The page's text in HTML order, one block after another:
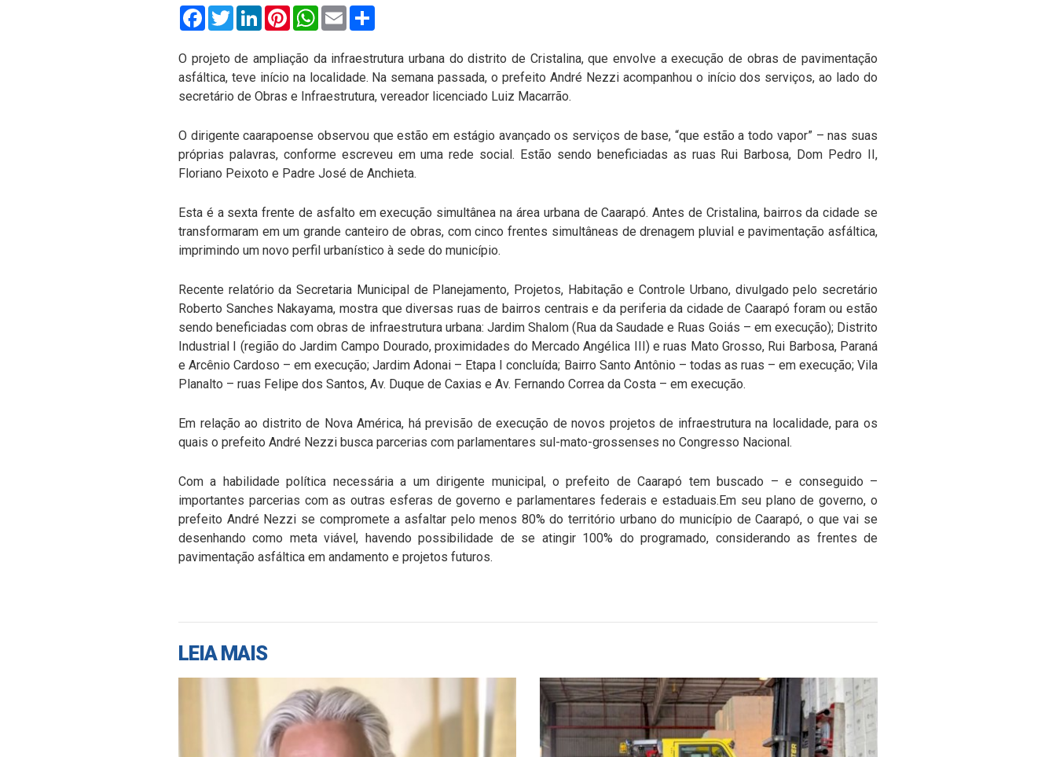
FacebookTwitterLinkedInPinterestWhatsApp
Email
O projeto de ampliação da infraestrutura urbana do distrito de Cristalina, que envolve a execução de obras de pavimentação
asfáltica, teve início na localidade. Na semana passada, o prefeito André Nezzi acompanhou o início dos serviços, ao lado do
secretário de Obras e Infraestrutura, vereador licenciado Luiz Macarrão.
O dirigente caarapoense observou que estão em estágio avançado os serviços de base, “que estão a todo vapor” – nas suas
próprias palavras, conforme escreveu em uma rede social. Estão sendo beneficiadas as ruas Rui Barbosa, Dom Pedro II,
Floriano Peixoto e Padre José de Anchieta.
Esta é a sexta frente de asfalto em execução simultânea na área urbana de Caarapó. Antes de Cristalina, bairros da cidade se
transformaram em um grande canteiro de obras, com cinco frentes simultâneas de drenagem pluvial e pavimentação asfáltica,
imprimindo um novo perfil urbanístico à sede do município.
Recente relatório da Secretaria Municipal de Planejamento, Projetos, Habitação e Controle Urbano, divulgado pelo secretário
Roberto Sanches Nakayama, mostra que diversas ruas de bairros centrais e da periferia da cidade de Caarapó foram ou estão
sendo beneficiadas com obras de infraestrutura urbana: Jardim Shalom (Rua da Saudade e Ruas Goiás – em execução); Distrito
Industrial I (região do Jardim Campo Dourado, proximidades do Mercado Angélica III) e ruas Mato Grosso, Rui Barbosa, Paraná
e Arcênio Cardoso – em execução; Jardim Adonai – Etapa I concluída; Bairro Santo Antônio – todas as ruas – em execução; Vila
Planalto – ruas Felipe dos Santos, Av. Duque de Caxias e Av. Fernando Correa da Costa – em execução.
Em relação ao distrito de Nova América, há previsão de execução de novos projetos de infraestrutura na localidade, para os
quais o prefeito André Nezzi busca parcerias com parlamentares sul-mato-grossenses no Congresso Nacional.
Com a habilidade política necessária a um dirigente municipal, o prefeito de Caarapó tem buscado – e conseguido –
importantes parcerias com as outras esferas de governo e parlamentares federais e estaduais.Em seu plano de governo, o
prefeito André Nezzi se compromete a asfaltar pelo menos 80% do território urbano do município de Caarapó, o que vai se
desenhando como meta viável, havendo possibilidade de se atingir 100% do programado, considerando as frentes de
pavimentação asfáltica em andamento e projetos futuros.
LEIA MAIS